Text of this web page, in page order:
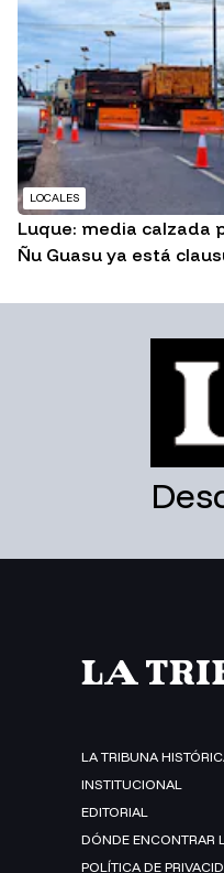
LOCALES
Luque: media calzada
Ñu Guasu ya está
LA TRIBUNA
INSTITUCIONAL
EDITORIAL
DÓNDE ENCONTRAR
POLÍTICA DE